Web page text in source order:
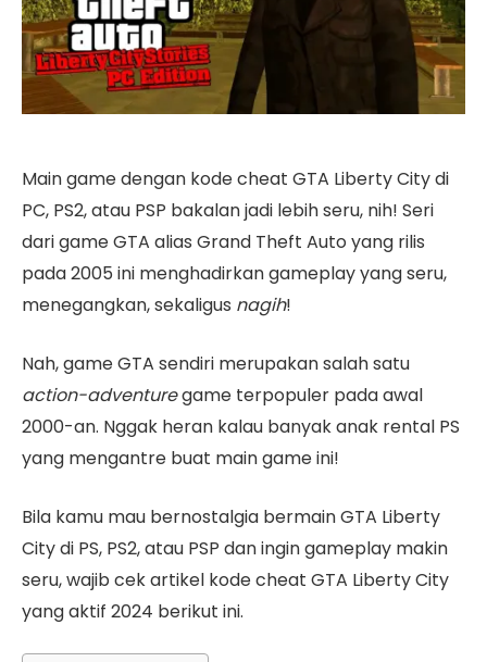
Main game dengan kode cheat GTA Liberty City di
PC, PS2, atau PSP bakalan jadi lebih seru, nih! Seri
dari game GTA alias Grand Theft Auto yang rilis
pada 2005 ini menghadirkan gameplay yang seru,
menegangkan, sekaligus nagih!
Nah, game GTA sendiri merupakan salah satu
action-adventuregame terpopuler pada awal
2000-an. Nggak heran kalau banyak anak rental PS
yang mengantre buat main game ini!
Bila kamu mau bernostalgia bermain GTA Liberty
City di PS, PS2, atau PSP dan ingin gameplay makin
seru, wajib cek artikel kode cheat GTA Liberty City
yang aktif 2024 berikut ini.